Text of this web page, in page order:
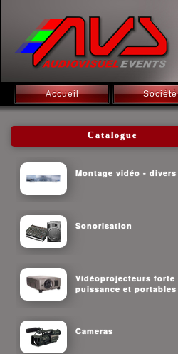
Accueil Société
Catalogue
Montage vidéo - divers
Sonorisation
Vidéoprojecteurs forte
puissance et portables
Cameras